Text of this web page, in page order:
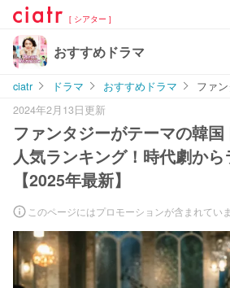
[ シアター ]
おすすめドラマ
ciatr ドラマ おすすめドラマ
ファ
2024年2月13日更新
ファンタジーがテーマの韓
人気ランキング！時代劇か
【2025年最新】
このページにはプロモーションが含まれてい